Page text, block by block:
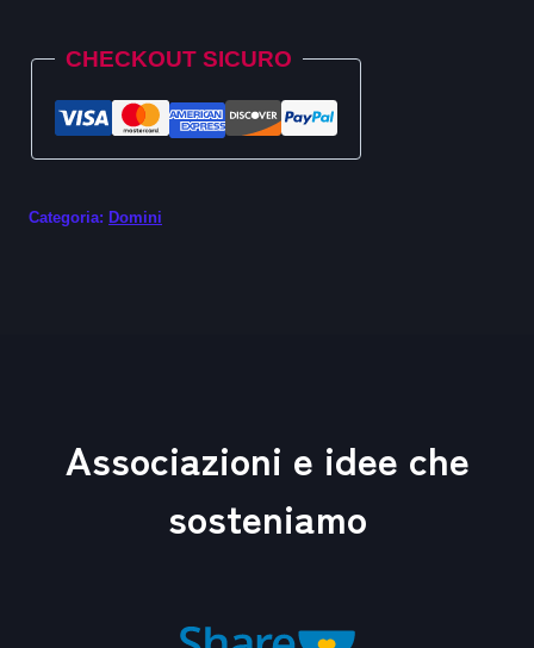
CHECKOUT SICURO
Categoria: Domini
Associazioni e idee che
sosteniamo